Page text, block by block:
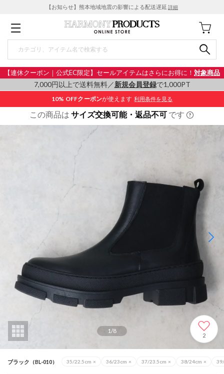
【お知らせ】熊本地域地震の影響による配送遅延 詳細
【連休クーポン｜公式EC限定】セールアイテムはさらにお得に！ 対象商品
7,000円以上で送料無料／新規会員登録で1,000PT
10% OFFクーポンが使えます 利用条件を見る
この商品は サイズ交換可能・返品不可 です
1/8
2
ブラック（BL-010） 35/22.5cm × 36/23cm × 37/23.5cm × 38/24cm ×